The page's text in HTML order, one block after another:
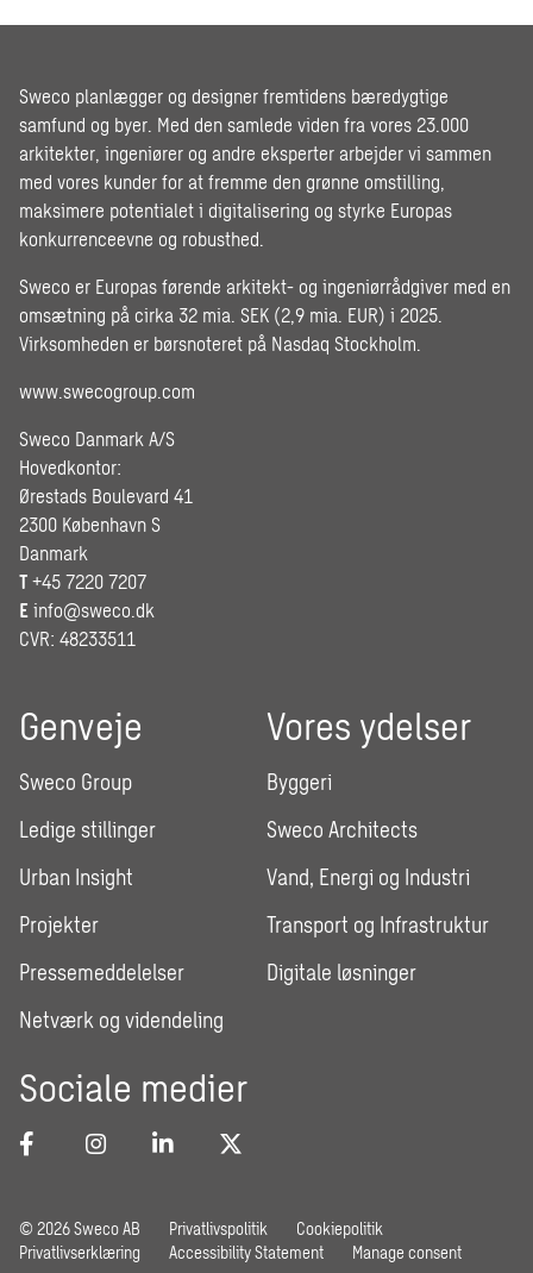
Sweco planlægger og designer fremtidens bæredygtige
samfund og byer. Med den samlede viden fra vores 23.000
arkitekter, ingeniører og andre eksperter arbejder vi sammen
med vores kunder for at fremme den grønne omstilling,
maksimere potentialet i digitalisering og styrke Europas
konkurrenceevne og robusthed.
Sweco er Europas førende arkitekt- og ingeniørrådgiver med en
omsætning på cirka 32 mia. SEK (2,9 mia. EUR) i 2025.
Virksomheden er børsnoteret på Nasdaq Stockholm.
www.swecogroup.com
Sweco Danmark A/S
Hovedkontor:
Ørestads Boulevard 41
2300 København S
Danmark
T +45 7220 7207
E info@sweco.dk
CVR: 48233511
Genveje
Sweco Group
Ledige stillinger
Urban Insight
Projekter
Pressemeddelelser
Netværk og videndeling
Vores ydelser
Byggeri
Sweco Architects
Vand, Energi og Industri
Transport og Infrastruktur
Digitale løsninger
Sociale medier
© 2026 Sweco AB Privatlivspolitik
Cookiepolitik
Privatlivserklæring
Accessibility Statement Manage consent